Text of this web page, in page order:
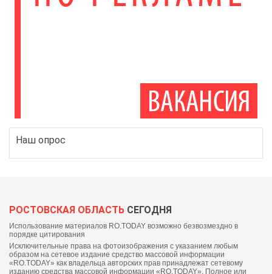
Наш опрос
РОСТОВСКАЯ ОБЛАСТЬ СЕГОДНЯ
Использование материалов RO.TODAY возможно безвозмездно в
порядке цитирования
Исключительные права на фотоизображения с указанием любым
образом на сетевое издание средство массовой информации
«RO.TODAY» как владельца авторских прав принадлежат сетевому
изданию средства массовой информации «RO.TODAY». Полное или